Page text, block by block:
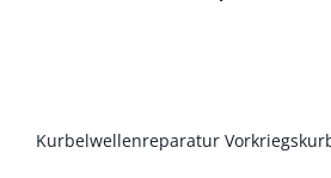
Kurbelwellenreparatur